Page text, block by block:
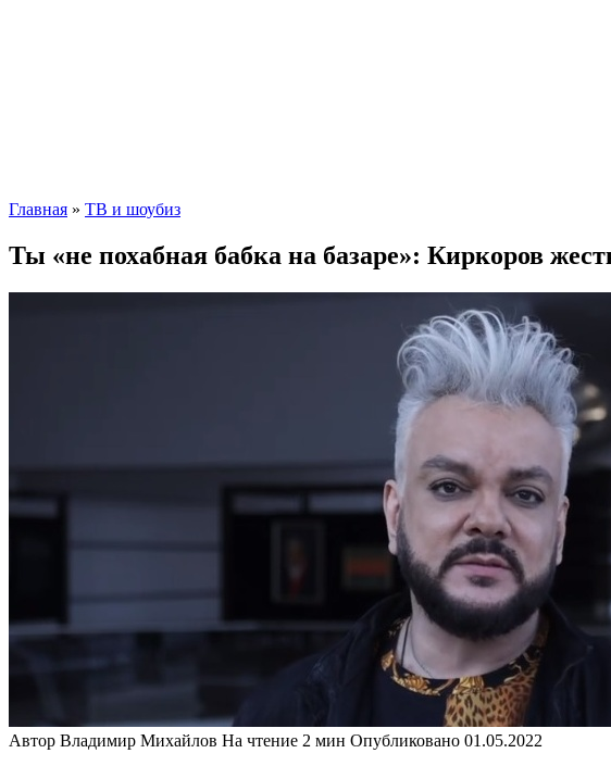
Главная » ТВ и шоубиз
Ты «не похабная бабка на базаре»: Киркоров
Автор Владимир Михайлов На чтение 2 мин Опубликовано 01.05.2022